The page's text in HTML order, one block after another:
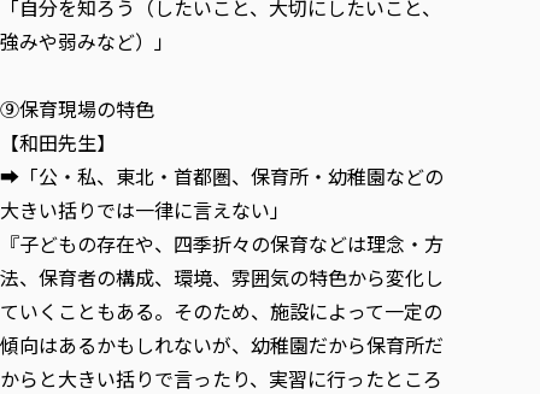
「自分を知ろう（したいこと、大切にしたいこと、
強みや弱みなど）」
⑨保育現場の特色
【和田先生】
➡「公・私、東北・首都圏、保育所・幼稚園などの
大きい括りでは一律に言えない」
『子どもの存在や、四季折々の保育などは理念・方
法、保育者の構成、環境、雰囲気の特色から変化し
ていくこともある。そのため、施設によって一定の
傾向はあるかもしれないが、幼稚園だから保育所だ
からと大きい括りで言ったり、実習に行ったところ